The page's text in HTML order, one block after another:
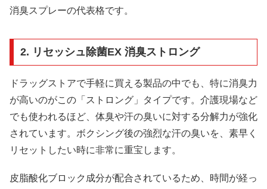
消臭スプレーの代表格です。
2. リセッシュ除菌EX 消臭ストロング
ドラッグストアで手軽に買える製品の中でも、特に消臭力
が高いのがこの「ストロング」タイプです。介護現場など
でも使われるほど、体臭や汗の臭いに対する分解力が強化
されています。ボクシング後の強烈な汗の臭いを、素早く
リセットしたい時に非常に重宝します。
皮脂酸化ブロック成分が配合されているため、時間が経っ